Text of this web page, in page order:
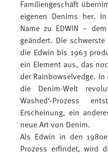
Familiengeschäft
eigenen Denims her.
Name zu EDWIN –
geändert. Die
die Edwin bis 1963
ein Element aus, das
der Rainbowselvedge. In
die Denim-Welt
Washed‘-Prozess
Erscheinung, ein
neue Art von Denim.
Als Edwin in den
Prozess erfindet, wird